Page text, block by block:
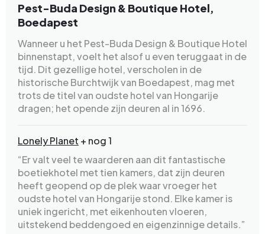
Pest-Buda Design & Boutique Hotel,
Boedapest
Wanneer u het Pest-Buda Design & Boutique Hotel
binnenstapt, voelt het alsof u even teruggaat in de
tijd. Dit gezellige hotel, verscholen in de
historische Burchtwijk van Boedapest, mag met
trots de titel van oudste hotel van Hongarije
dragen; het opende zijn deuren al in 1696.
Lonely Planet + nog 1
“Er valt veel te waarderen aan dit fantastische
boetiekhotel met tien kamers, dat zijn deuren
heeft geopend op de plek waar vroeger het
oudste hotel van Hongarije stond. Elke kamer is
uniek ingericht, met eikenhouten vloeren,
uitstekend beddengoed en eigenzinnige details.”